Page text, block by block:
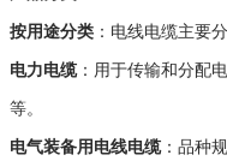
按用途分类 ：电线电缆主要
电力电缆：用于传输和分配
等。
电气装备用电线电缆：品种